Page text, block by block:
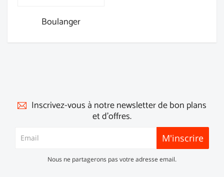
Boulanger
Inscrivez-vous à notre newsletter de bon plans
et d'offres.
M'inscrire
Nous ne partagerons pas votre adresse email.